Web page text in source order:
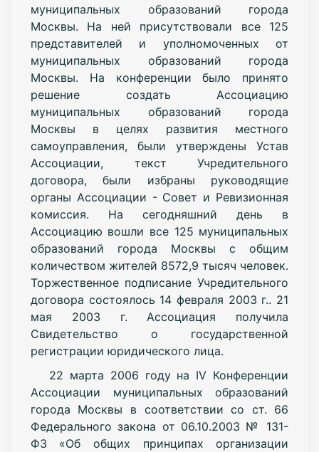
муниципальных образований города
Москвы. На ней присутствовали все 125
представителей и уполномоченных от
муниципальных образований города
Москвы. На конференции было принято
решение создать Ассоциацию
муниципальных образований города
Москвы в целях развития местного
самоуправления, были утверждены Устав
Ассоциации, текст Учредительного
договора, были избраны руководящие
органы Ассоциации - Совет и Ревизионная
комиссия. На сегодняшний день в
Ассоциацию вошли все 125 муниципальных
образований города Москвы с общим
количеством жителей 8572,9 тысяч человек.
Торжественное подписание Учредительного
договора состоялось 14 февраля 2003 г.. 21
мая 2003 г. Ассоциация получила
Свидетельство о государственной
регистрации юридического лица.
22 марта 2006 году на IV Конференции
Ассоциации муниципальных образований
города Москвы в соответствии со ст. 66
Федерального закона от 06.10.2003 № 131-
ФЗ «Об общих принципах организации